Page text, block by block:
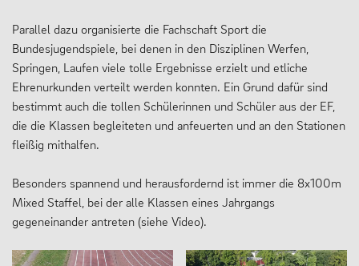
Parallel dazu organisierte die Fachschaft Sport die
Bundesjugendspiele, bei denen in den Disziplinen Werfen,
Springen, Laufen viele tolle Ergebnisse erzielt und etliche
Ehrenurkunden verteilt werden konnten. Ein Grund dafür sind
bestimmt auch die tollen Schülerinnen und Schüler aus der EF,
die die Klassen begleiteten und anfeuerten und an den Stationen
fleißig mithalfen.
Besonders spannend und herausfordernd ist immer die 8x100m
Mixed Staffel, bei der alle Klassen eines Jahrgangs
gegeneinander antreten (siehe Video).